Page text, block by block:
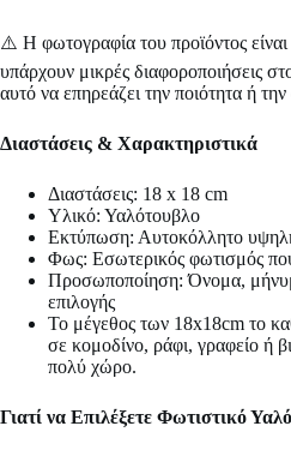
⚠️ Η φωτογραφία του προϊόντος είναι
υπάρχουν μικρές διαφοροποιήσεις
αυτό να επηρεάζει την ποιότητα ή
Διαστάσεις & Χαρακτηριστικά
Διαστάσεις: 18 x 18 cm
Υλικό: Υαλότουβλο
Εκτύπωση: Αυτοκόλλητο
Φως: Εσωτερικός φωτισμός
Προσωποποίηση: Όνομα,
επιλογής
Το μέγεθος των 18x18cm το
σε κομοδίνο, ράφι, γραφείο ή
πολύ χώρο.
Γιατί να Επιλέξετε Φωτιστικό